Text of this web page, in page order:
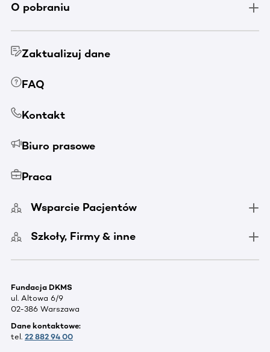
O pobraniu
Zaktualizuj dane
FAQ
Kontakt
Biuro prasowe
Praca
Wsparcie Pacjentów
Szkoły, Firmy & inne
Fundacja DKMS
ul. Altowa 6/9
02-386 Warszawa
Dane kontaktowe:
tel. 22 882 94 00